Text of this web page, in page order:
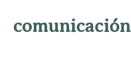
comunicación